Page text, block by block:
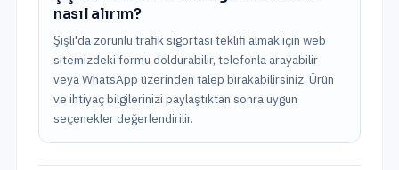
nasıl alırım?
Şişli'da zorunlu trafik sigortası teklifi almak için web
sitemizdeki formu doldurabilir, telefonla arayabilir
veya WhatsApp üzerinden talep bırakabilirsiniz. Ürün
ve ihtiyaç bilgilerinizi paylaştıktan sonra uygun
seçenekler değerlendirilir.